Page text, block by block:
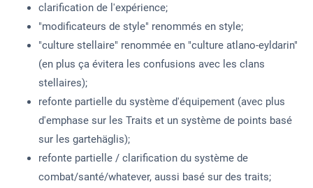
clarification de l'expérience;
"modificateurs de style" renommés en style;
"culture stellaire" renommée en "culture atlano-eyldarin"
(en plus ça évitera les confusions avec les clans
stellaires);
refonte partielle du système d'équipement (avec plus
d'emphase sur les Traits et un système de points basé
sur les gartehäglis);
refonte partielle / clarification du système de
combat/santé/whatever, aussi basé sur des traits;